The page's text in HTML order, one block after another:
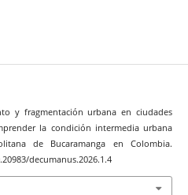
y fragmentación urbana en ciudades
la condición intermedia urbana
de Bucaramanga en Colombia.
decumanus.2026.1.4